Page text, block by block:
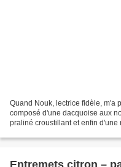
Quand Nouk, lectrice fidèle, m'a
composé d'une dacquoise aux
praliné croustillant et enfin d'une